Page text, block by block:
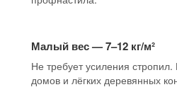
Малый вес — 7–12 кг/м²
Не требует усиления
домов и лёгких деревянных